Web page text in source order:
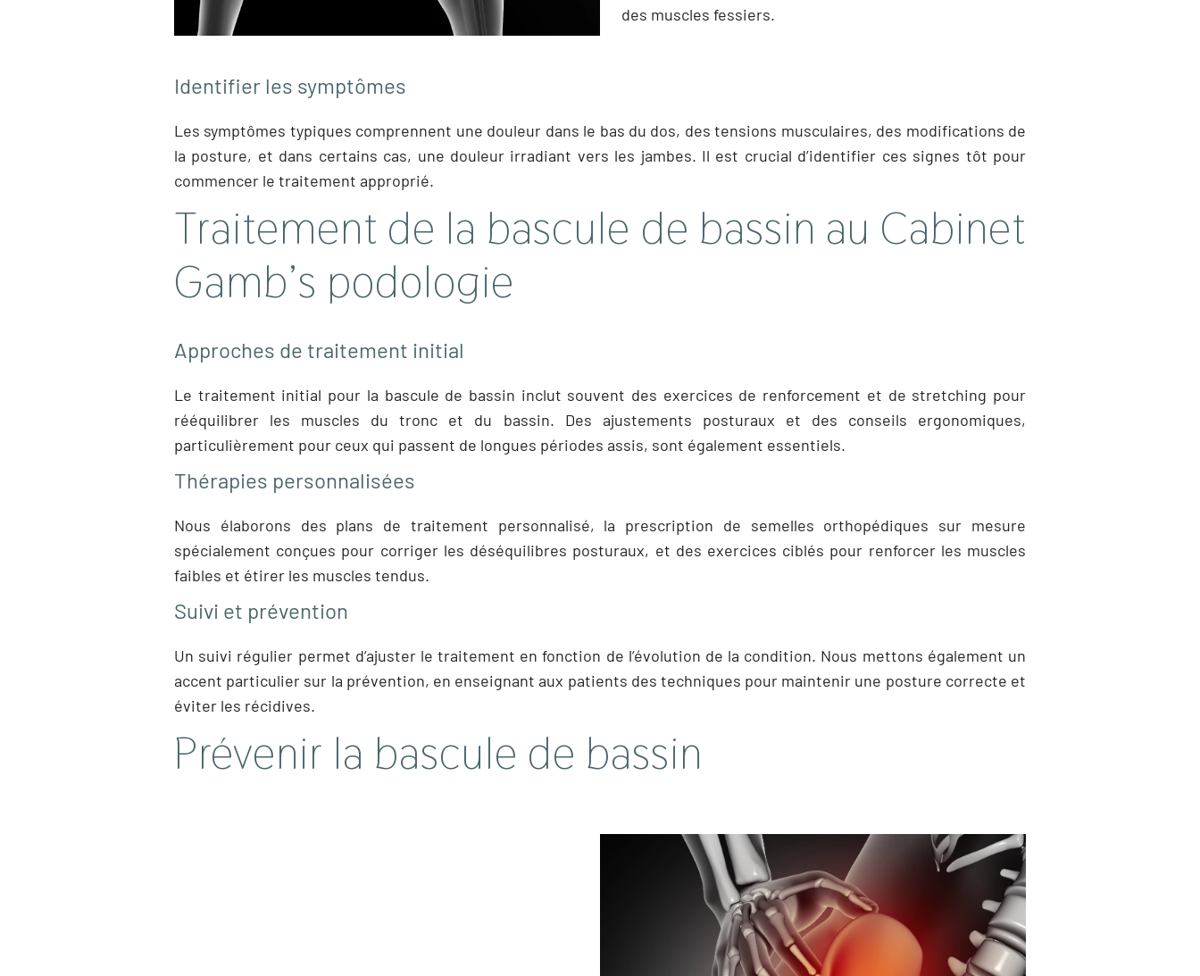
des muscles fessiers.
Identifier les symptômes
Les symptômes typiques comprennent une douleur dans le bas du dos, des tensions musculaires, des modifications de
la posture, et dans certains cas, une douleur irradiant vers les jambes. Il est crucial d’identifier ces signes tôt pour
commencer le traitement approprié.
Traitement de la bascule de bassin au Cabinet
Gamb’s podologie
Approches de traitement initial
Le traitement initial pour la bascule de bassin inclut souvent des exercices de renforcement et de stretching pour
rééquilibrer les muscles du tronc et du bassin. Des ajustements posturaux et des conseils ergonomiques,
particulièrement pour ceux qui passent de longues périodes assis, sont également essentiels.
Thérapies personnalisées
Nous élaborons des plans de traitement personnalisé, la prescription de semelles orthopédiques sur mesure
spécialement conçues pour corriger les déséquilibres posturaux, et des exercices ciblés pour renforcer les muscles
faibles et étirer les muscles tendus.
Suivi et prévention
Un suivi régulier permet d’ajuster le traitement en fonction de l’évolution de la condition. Nous mettons également un
accent particulier sur la prévention, en enseignant aux patients des techniques pour maintenir une posture correcte et
éviter les récidives.
Prévenir la bascule de bassin
Importance des bonnes pratiques
Adopter de bonnes pratiques est crucial pour prévenir la
bascule de bassin. Cela comprend l’adoption d’une
posture correcte lors de la marche, de l’exercice, et